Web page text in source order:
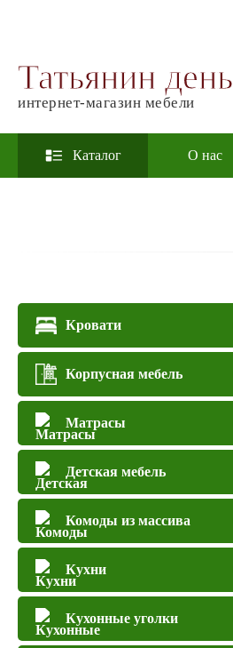
Татьянин день
интернет-магазин мебели
Каталог О нас
Кровати
Корпусная мебель
Матрасы
Детская мебель
Комоды из массива
Кухни
Кухонные уголки